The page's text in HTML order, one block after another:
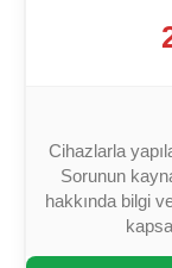
Cihazlarla
Sorunun
hakkında bilgi